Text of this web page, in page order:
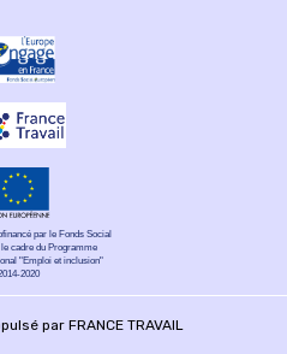
par le Fonds Social
le cadre du Programme
"Emploi et inclusion"
2020
par FRANCE TRAVAIL